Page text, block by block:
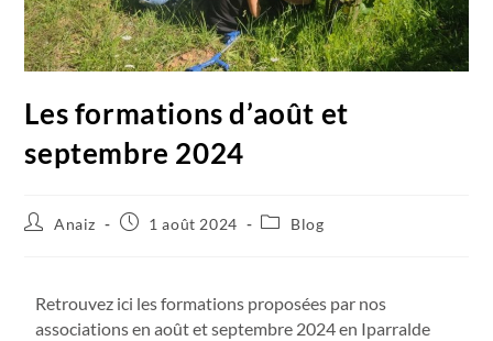
Les formations d’août et
septembre 2024
Anaiz 1 août 2024 Blog
Retrouvez ici les formations proposées par nos
associations en août et septembre 2024 en Iparralde